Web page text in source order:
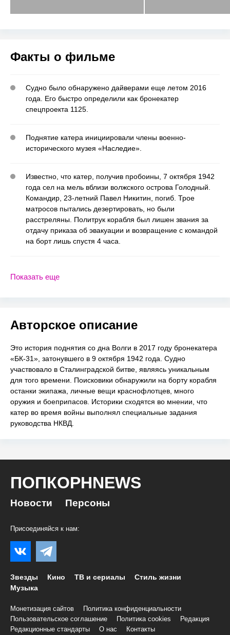
Факты о фильме
Судно было обнаружено дайверами еще летом 2016
года. Его быстро определили как бронекатер
спецпроекта 1125.
Поднятие катера инициировали члены военно-
исторического музея «Наследие».
Известно, что катер, получив пробоины, 7 октября 1942
года сел на мель вблизи волжского острова Голодный.
Командир, 23-летний Павел Никитин, погиб. Трое
матросов пытались дезертировать, но были
расстреляны. Политрук корабля был лишен звания за
отдачу приказа об эвакуации и возвращение с командой
на борт лишь спустя 4 часа.
Показать еще
Авторское описание
Это история поднятия со дна Волги в 2017 году бронекатера
«БК-31», затонувшего в 9 октября 1942 года. Судно
участвовало в Сталинградской битве, являясь уникальным
для того времени. Поисковики обнаружили на борту корабля
останки экипажа, личные вещи краснофлотцев, много
оружия и боеприпасов. Историки сходятся во мнении, что
катер во время войны выполнял специальные задания
руководства НКВД.
ПОПКОРНNEWS
Новости Персоны
Присоединяйся к нам:
Звезды Кино ТВ и сериалы
Стиль жизни
Музыка
Монетизация сайтов
Политика конфиденциальности
Пользовательское соглашение
Политика cookies
Редакция
Редакционные стандарты
О нас Контакты